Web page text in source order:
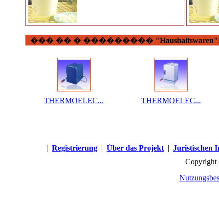
��� �� � ���������
THERMOELEC... THERMOELEC...
| Registrierung | Úber das Projekt | Juristischen
Copyright